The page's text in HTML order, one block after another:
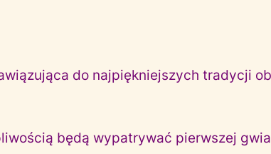
do najpiękniejszych tradycji
będą wypatrywać pierwszej